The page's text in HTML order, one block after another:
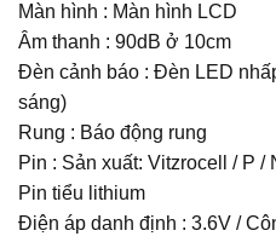
Màn hình : Màn hình LCD
Âm thanh : 90dB ở 10cm
Đèn cảnh báo : Đèn LED
sáng)
Rung : Báo động rung
Pin : Sản xuất: Vitzrocell / P /
Pin tiểu lithium
Điện áp danh định : 3.6V /